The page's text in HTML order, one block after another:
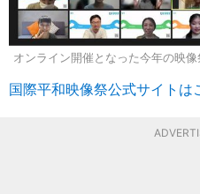
オンライン開催となった今年の映
国際平和映像祭公式サイトは